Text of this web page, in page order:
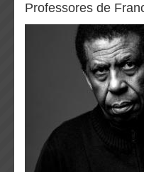
Professores de